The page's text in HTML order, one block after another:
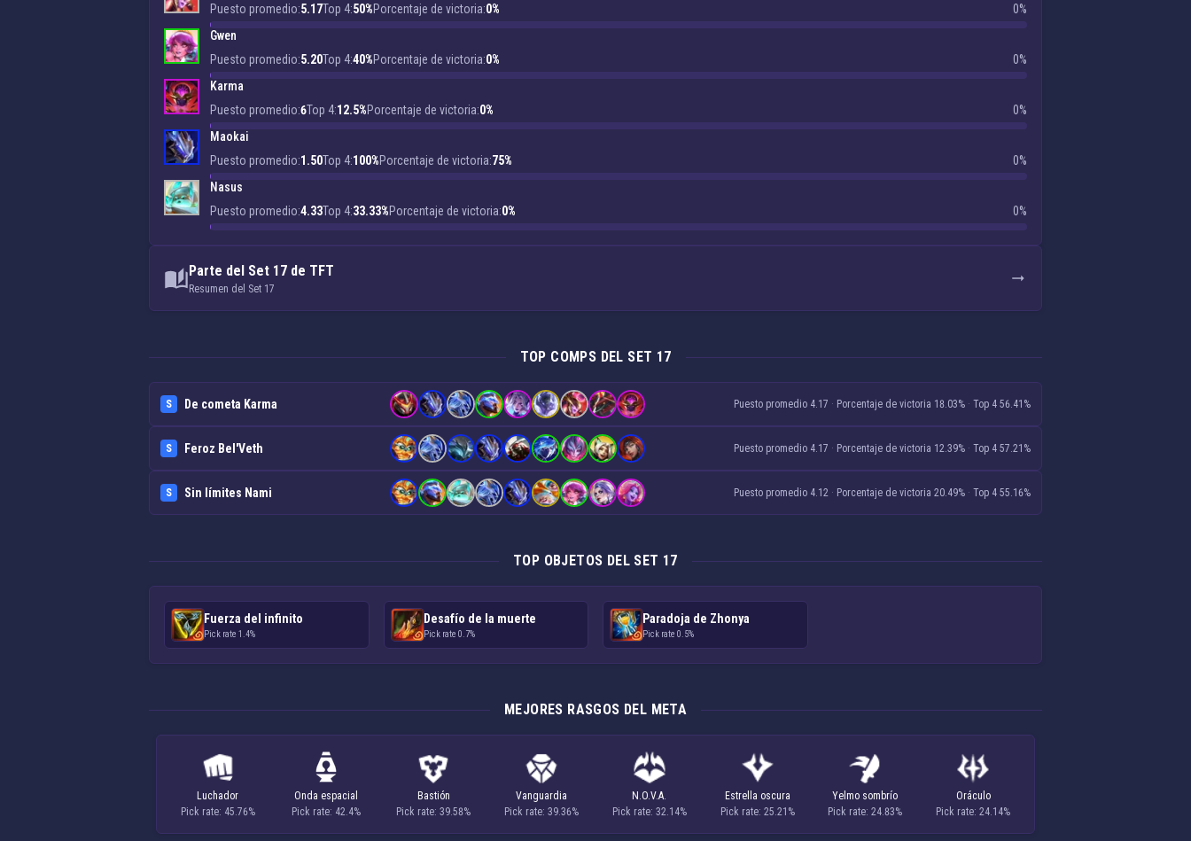
Puesto promedio:5.17Top 4:50%Porcentaje de victoria:0%
0%
Gwen
Puesto promedio:5.20Top 4:40%Porcentaje de victoria:0%
0%
Karma
Puesto promedio:6Top 4:12.5%Porcentaje de victoria:0%
0%
Maokai
Puesto promedio:1.50Top 4:100%Porcentaje de victoria:75%
0%
Nasus
Puesto promedio:4.33Top 4:33.33%Porcentaje de victoria:0% 0%
Parte del Set 17 de TFT
Resumen del Set 17
TOP COMPS DEL SET 17
S De cometa Karma Puesto promedio 4.17 · Porcentaje de victoria 18.03% · Top 4 56.41%
S Feroz Bel'Veth Puesto promedio 4.17 · Porcentaje de victoria 12.39% · Top 4 57.21%
S Sin límites Nami Puesto promedio 4.12 · Porcentaje de victoria 20.49% · Top 4 55.16%
TOP OBJETOS DEL SET 17
Fuerza del infinito
Pick rate 1.4%
Desafío de la muerte
Pick rate 0.7%
Paradoja de Zhonya
Pick rate 0.5%
MEJORES RASGOS DEL META
Luchador
Pick rate: 45.76%
Onda espacial
Pick rate: 42.4%
Bastión
Pick rate: 39.58%
Vanguardia
Pick rate: 39.36%
N.O.V.A.
Pick rate: 32.14%
Estrella oscura
Pick rate: 25.21%
Yelmo sombrío
Pick rate: 24.83%
Oráculo
Pick rate: 24.14%